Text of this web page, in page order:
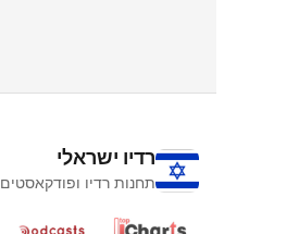
רדיו ישראלי
תחנות רדיו ופודקאסטים